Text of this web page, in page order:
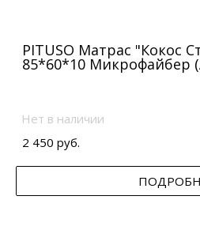
PITUSO Матрас "Кокос
85*60*10 Микрофайбер
Нет в наличии
2 450 руб.